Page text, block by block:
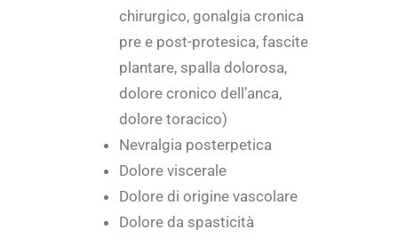
chirurgico, gonalgia cronica
pre e post-protesica, fascite
plantare, spalla dolorosa,
dolore cronico dell’anca,
dolore toracico)
Nevralgia posterpetica
Dolore viscerale
Dolore di origine vascolare
Dolore da spasticità